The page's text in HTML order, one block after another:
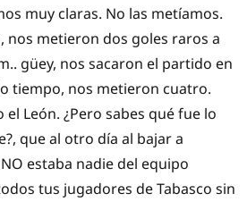
muy claras. No las metíamos.
nos metieron dos goles raros a
güey, nos sacaron el partido en
tiempo, nos metieron cuatro.
León. ¿Pero sabes qué fue lo
que al otro día al bajar a
estaba nadie del equipo
tus jugadores de Tabasco sin